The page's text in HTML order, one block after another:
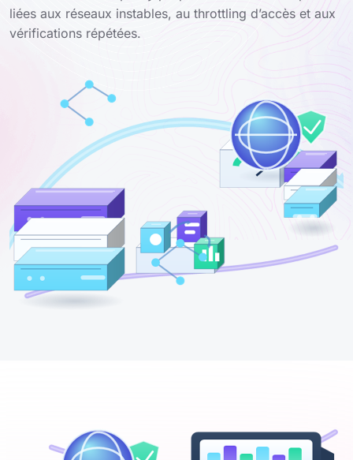
liées aux réseaux instables, au throttling d’accès et aux
vérifications répétées.